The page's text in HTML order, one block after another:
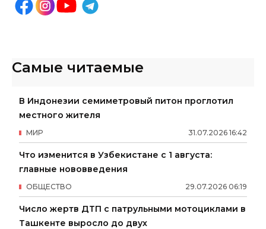
Самые читаемые
В Индонезии семиметровый питон проглотил
местного жителя
31.07.2026 16:42
МИР
Что изменится в Узбекистане с 1 августа:
главные нововведения
29.07.2026 06:19
ОБЩЕСТВО
Число жертв ДТП с патрульными мотоциклами в
Ташкенте выросло до двух